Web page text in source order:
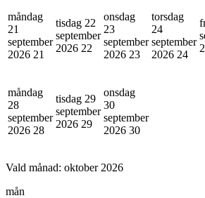
måndag
21
september
2026 21
tisdag 22
september
2026 22
onsdag
23
september
2026 23
torsdag
24
september
2026 24
måndag
28
september
2026 28
tisdag 29
september
2026 29
onsdag
30
september
2026 30
Vald månad: oktober 2026
mån